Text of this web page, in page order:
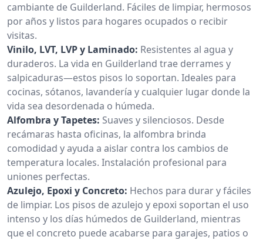
cambiante de Guilderland. Fáciles de limpiar, hermosos
por años y listos para hogares ocupados o recibir
visitas.
Vinilo, LVT, LVP y Laminado: Resistentes al agua y
duraderos. La vida en Guilderland trae derrames y
salpicaduras—estos pisos lo soportan. Ideales para
cocinas, sótanos, lavandería y cualquier lugar donde la
vida sea desordenada o húmeda.
Alfombra y Tapetes: Suaves y silenciosos. Desde
recámaras hasta oficinas, la alfombra brinda
comodidad y ayuda a aislar contra los cambios de
temperatura locales. Instalación profesional para
uniones perfectas.
Azulejo, Epoxi y Concreto: Hechos para durar y fáciles
de limpiar. Los pisos de azulejo y epoxi soportan el uso
intenso y los días húmedos de Guilderland, mientras
que el concreto puede acabarse para garajes, patios o